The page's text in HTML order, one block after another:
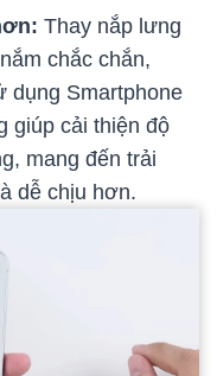
Thay nắp lưng
chắc chắn,
dụng Smartphone
giúp cải thiện độ
mang đến trải
dễ chịu hơn.